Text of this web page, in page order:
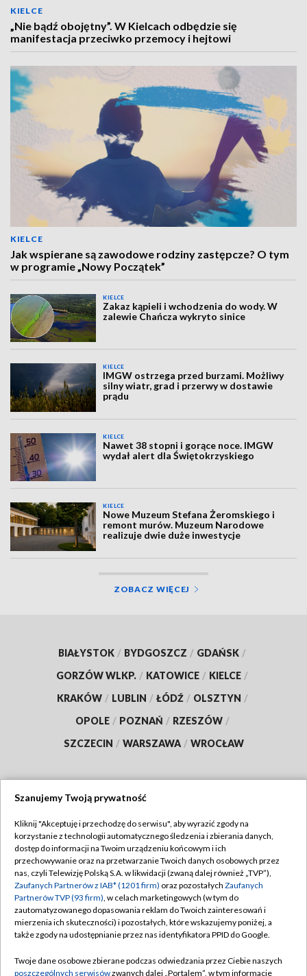
KIELCE
„Nie bądź obojętny”. W Kielcach odbędzie się
manifestacja przeciwko przemocy i hejtowi
KIELCE
Jak wspierane są zawodowe rodziny zastępcze? O tym
w programie „Nowy Początek”
KIELCE
Zakaz kąpieli i wchodzenia do wody. W
zalewie Chańcza wykryto sinice
KIELCE
IMGW ostrzega przed burzami. Możliwy
silny wiatr, grad i przerwy w dostawie
prądu
KIELCE
Nawet 38 stopni i gorące noce. IMGW
wydał alert dla Świętokrzyskiego
KIELCE
Nowe Muzeum Stefana Żeromskiego i
remont murów. Muzeum Narodowe
realizuje dwie duże inwestycje
ZOBACZ WIĘCEJ
BIAŁYSTOK / BYDGOSZCZ / GDAŃSK /
GORZÓW WLKP. / KATOWICE / KIELCE /
KRAKÓW / LUBLIN / ŁÓDŹ / OLSZTYN /
OPOLE / POZNAŃ / RZESZÓW /
SZCZECIN / WARSZAWA / WROCŁAW
TVP
Abonament TVP
Emisja w TVP
Centrum informacji TVP
Naziemna Telewizja Cyfrowa
Rada Programowa
Regulamin TVP
Polityka prywatności
Moje zgody
Pomoc
Szanujemy Twoją prywatność
Kliknij "Akceptuję i przechodzę do serwisu", aby wyrazić zgody na
korzystanie z technologii automatycznego śledzenia i zbierania danych,
dostęp do informacji na Twoim urządzeniu końcowym i ich
przechowywanie oraz na przetwarzanie Twoich danych osobowych przez
nas, czyli Telewizję Polską S.A. w likwidacji (zwaną dalej również „TVP”),
Zaufanych Partnerów z IAB* (1201 firm) oraz pozostałych Zaufanych
Partnerów TVP (93 firm), w celach marketingowych (w tym do
zautomatyzowanego dopasowania reklam do Twoich zainteresowań i
mierzenia ich skuteczności) i pozostałych, które wskazujemy poniżej, a
także zgody na udostępnianie przez nas identyfikatora PPID do Google.
Twoje dane osobowe zbierane podczas odwiedzania przez Ciebie naszych
poszczególnych serwisówzwanych dalej „Portalem”, w tym informacje